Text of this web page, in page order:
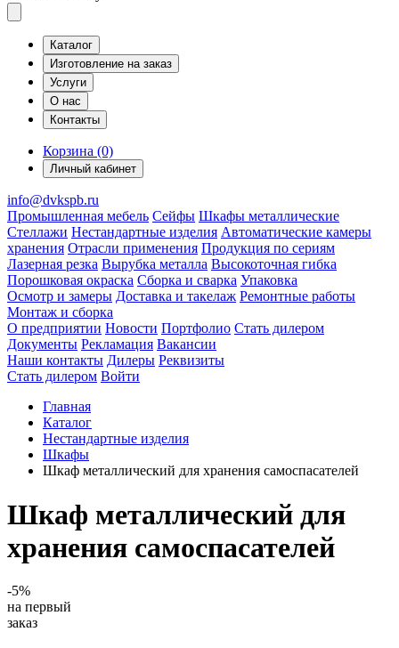
Каталог
Изготовление на заказ
Услуги
О нас
Контакты
Корзина (0)
Личный кабинет
info@dvkspb.ru
Промышленная мебель Сейфы Шкафы металлические
Стеллажи Нестандартные изделия Автоматические камеры
хранения Отрасли применения Продукция по сериям
Лазерная резка Вырубка металла Высокоточная гибка
Порошковая окраска Сборка и сварка Упаковка
Осмотр и замеры Доставка и такелаж Ремонтные работы
Монтаж и сборка
О предприятии Новости Портфолио Стать дилером
Документы Рекламация Вакансии
Наши контакты Дилеры Реквизиты
Стать дилером Войти
Главная
Каталог
Нестандартные изделия
Шкафы
Шкаф металлический для хранения самоспасателей
Шкаф металлический для
хранения самоспасателей
-5%
на первый
заказ